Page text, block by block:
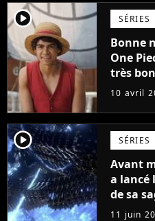
player2 SÉRIES
Bonne
One
très
saison 3
10 avril
player2 SÉRIES
Avant
a lancé
de sa
11 juin